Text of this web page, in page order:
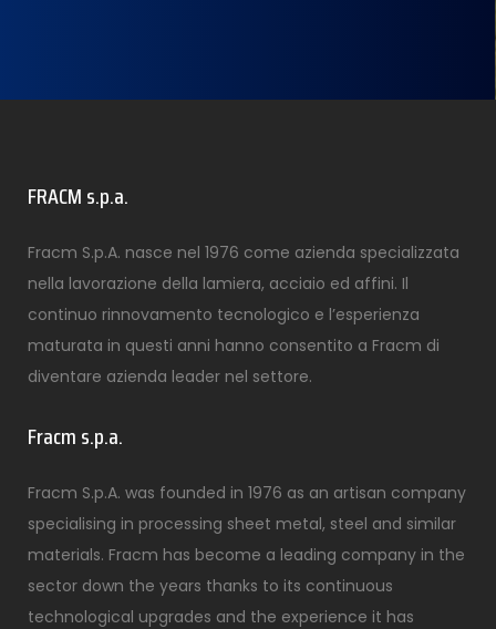
FRACM s.p.a.
Fracm S.p.A. nasce nel 1976 come azienda specializzata
nella lavorazione della lamiera, acciaio ed affini. Il
continuo rinnovamento tecnologico e l’esperienza
maturata in questi anni hanno consentito a Fracm di
diventare azienda leader nel settore.
Fracm s.p.a.
Fracm S.p.A. was founded in 1976 as an artisan company
specialising in processing sheet metal, steel and similar
materials. Fracm has become a leading company in the
sector down the years thanks to its continuous
technological upgrades and the experience it has